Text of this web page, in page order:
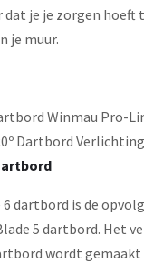
je je zorgen hoeft
je muur.
Winmau Pro-
Dartbord Verlichting
dartbord is de
5 dartbord. Het
wordt gemaakt